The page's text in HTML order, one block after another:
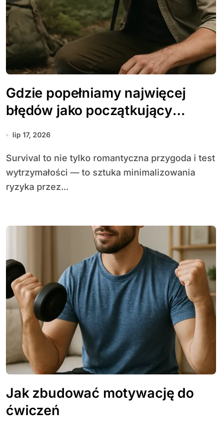
Gdzie popełniamy najwięcej
błędów jako początkujący
survivalowcy?
lip 17, 2026
Survival to nie tylko romantyczna przygoda i test
wytrzymałości — to sztuka minimalizowania
ryzyka przez...
Jak zbudować motywację do
ćwiczeń